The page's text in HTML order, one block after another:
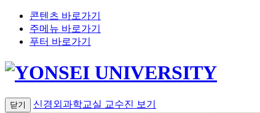
콘텐츠 바로가기
주메뉴 바로가기
푸터 바로가기
닫기 신경외과학교실 교수진 보기